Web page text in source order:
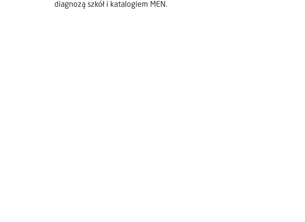
diagnozą szkół i katalogiem MEN.